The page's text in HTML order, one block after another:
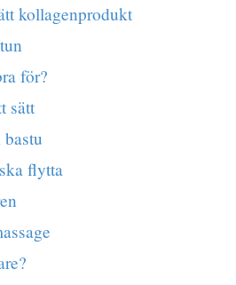
kollagenprodukt
för?
sätt
flytta